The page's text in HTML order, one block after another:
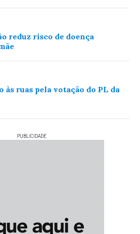
reduz risco de doença
às ruas pela votação do PL da
PUBLICIDADE